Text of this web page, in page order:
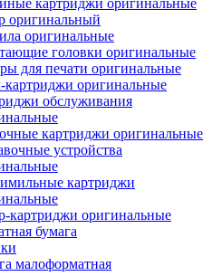
картриджи оригинальные
оригинальный
оригинальные
головки оригинальные
для печати оригинальные
картриджи оригинальные
обслуживания
картриджи оригинальные
устройства
картриджи
картриджи оригинальные
бумага
малоформатная